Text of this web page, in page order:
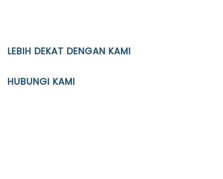
LEBIH DEKAT DENGAN KAMI
HUBUNGI KAMI